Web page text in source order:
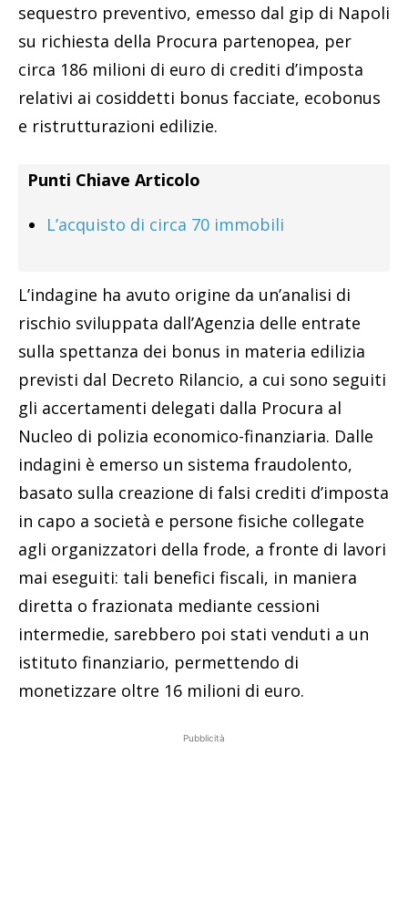
sequestro preventivo, emesso dal gip di Napoli
su richiesta della Procura partenopea, per
circa 186 milioni di euro di crediti d’imposta
relativi ai cosiddetti bonus facciate, ecobonus
e ristrutturazioni edilizie.
Punti Chiave Articolo
L’acquisto di circa 70 immobili
L’indagine ha avuto origine da un’analisi di
rischio sviluppata dall’Agenzia delle entrate
sulla spettanza dei bonus in materia edilizia
previsti dal Decreto Rilancio, a cui sono seguiti
gli accertamenti delegati dalla Procura al
Nucleo di polizia economico-finanziaria. Dalle
indagini è emerso un sistema fraudolento,
basato sulla creazione di falsi crediti d’imposta
in capo a società e persone fisiche collegate
agli organizzatori della frode, a fronte di lavori
mai eseguiti: tali benefici fiscali, in maniera
diretta o frazionata mediante cessioni
intermedie, sarebbero poi stati venduti a un
istituto finanziario, permettendo di
monetizzare oltre 16 milioni di euro.
Pubblicità